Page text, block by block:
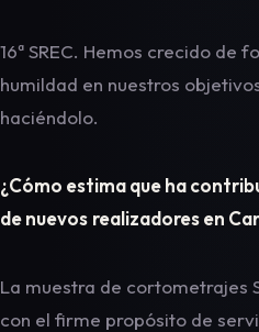
16ª SREC. Hemos crecido de
humildad en nuestros
haciéndolo.
¿Cómo estima que ha
de nuevos realizadores en
La muestra de cortometrajes
con el firme propósito de